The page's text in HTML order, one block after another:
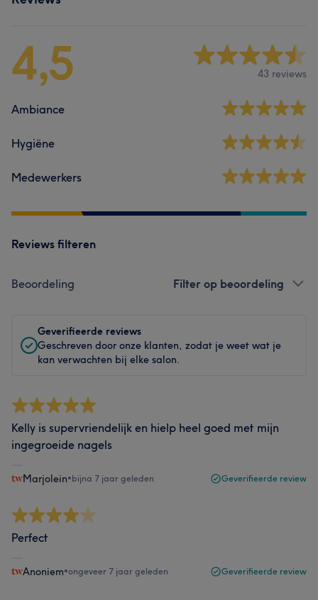
4,5 43 reviews
Ambiance
Hygiëne
Medewerkers
Reviews filteren
Beoordeling Filter op beoordeling
Geverifieerde reviews
Geschreven door onze klanten, zodat je weet wat je
kan verwachten bij elke salon.
Kelly is supervriendelijk en hielp heel goed met mijn
ingegroeide nagels
Marjolein•bijna 7 jaar geleden Geverifieerde review
Perfect
Anoniem•ongeveer 7 jaar geleden Geverifieerde review